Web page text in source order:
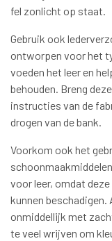
fel zonlicht op staat.
Gebruik ook
ontworpen voor het
voeden het leer en
behouden. Breng
instructies van de
drogen van de bank.
Voorkom ook het
voor leer, omdat
kunnen beschadigen.
onmiddellijk met
te veel wrijven om